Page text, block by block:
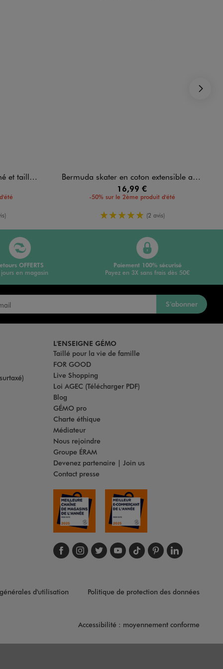
garçon
Bermuda skater en coton extensible au coloris unique garçon
16,99 €
-50% sur le 2ème produit d'été
5/5 de moyenne
(2 avis)
OFFERTS
en magasin
Paiement 100% sécurisé
Payez en 3X sans frais dès 50€
S’abonner
L'ENSEIGNE GÉMO
Taillé pour la vie de famille
FOR GOOD
Live Shopping
Loi AGEC (Télécharger PDF)
Blog
GÉMO pro
Charte éthique
Médiateur
Nous rejoindre
Groupe ÉRAM
Devenez partenaire | Join us
Contact presse
Suivez-nous sur
Suivez-nous sur
Suivez-nous sur
Suivez-nous
Suivez-
Suivez-
d'utilisation Politique de protection des données
Accessibilité : moyennement conforme